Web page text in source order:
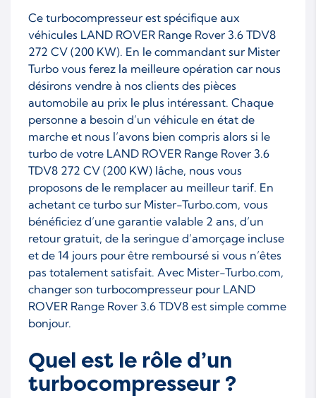
Ce turbocompresseur est spécifique aux
véhicules LAND ROVER Range Rover 3.6 TDV8
272 CV (200 KW). En le commandant sur Mister
Turbo vous ferez la meilleure opération car nous
désirons vendre à nos clients des pièces
automobile au prix le plus intéressant. Chaque
personne a besoin d’un véhicule en état de
marche et nous l’avons bien compris alors si le
turbo de votre LAND ROVER Range Rover 3.6
TDV8 272 CV (200 KW) lâche, nous vous
proposons de le remplacer au meilleur tarif. En
achetant ce turbo sur Mister-Turbo.com, vous
bénéficiez d’une garantie valable 2 ans, d’un
retour gratuit, de la seringue d’amorçage incluse
et de 14 jours pour être remboursé si vous n’êtes
pas totalement satisfait. Avec Mister-Turbo.com,
changer son turbocompresseur pour LAND
ROVER Range Rover 3.6 TDV8 est simple comme
bonjour.
Quel est le rôle d’un
turbocompresseur ?